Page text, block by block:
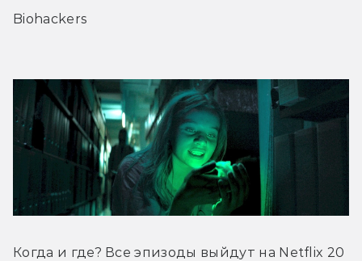
Biohackers
Когда и где? Все эпизоды выйдут на Netflix 20